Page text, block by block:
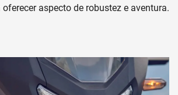
aspecto de robustez e aventura.